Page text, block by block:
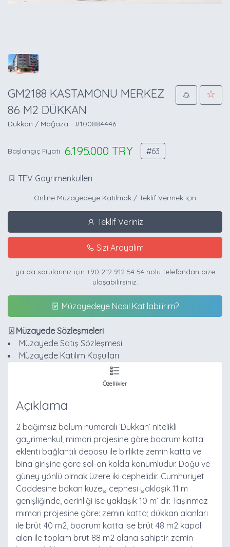
GM2188 KASTAMONU MERKEZ
86 M2 DÜKKAN
Dükkan / Mağaza - #100884446
Başlangıç Fiyatı 6.195.000 TRY #63
TEV Gayrimenkulleri
Online Müzayedeye Katılmak / Teklif Vermek için
Teklif Veriniz
Sizi Arayalım
ya da sorularınız için +90 212 912 54 54 nolu telefondan bize
ulaşabilirsiniz.
Müzayedeye Nasıl Katılabilirim?
Müzayede Sözleşmeleri
Müzayede Satış Sözleşmesi
Müzayede Katılım Koşulları
Özellikler
Açıklama
2 bağımsız bölüm numaralı ‘Dükkan’ nitelikli
gayrimenkul; mimari projesine göre bodrum katta
eklenti bağlantılı deposu ile birlikte zemin katta ve
bina girişine göre sol-ön kolda konumludur. Doğu ve
güney yönlü olmak üzere iki cephelidir. Cumhuriyet
Caddesine bakan kuzey cephesi yaklaşık 11 m
genişliğinde, derinliği ise yaklaşık 10 m’ dir. Taşınmaz
mimari projesine göre: zemin katta; dükkan alanları
ile brüt 40 m2, bodrum katta ise brüt 48 m2 kapalı
alan ile toplam brüt 88 m2 alana sahiptir. zemin